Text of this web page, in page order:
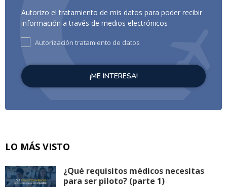
Autorizo el tratamiento de mis datos para poder recibir
información a través de medios electrónicos
Autorización tratamiento de datos
LO MÁS VISTO
¿Qué requisitos médicos necesitas
para ser piloto? (parte 1)